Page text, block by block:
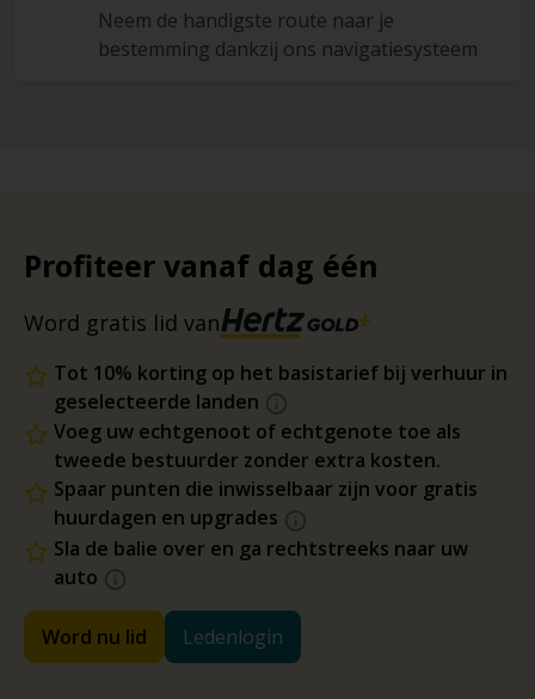
Neem de handigste route naar je
bestemming dankzij ons navigatiesysteem
Profiteer vanaf dag één
Word gratis lid van
Tot 10% korting op het basistarief bij verhuur in
geselecteerde landen
Voeg uw echtgenoot of echtgenote toe als
tweede bestuurder zonder extra kosten.
Spaar punten die inwisselbaar zijn voor gratis
huurdagen en upgrades
Sla de balie over en ga rechtstreeks naar uw
auto
Word nu lid Ledenlogin